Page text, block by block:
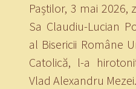
Paștilor, 3 mai 2026,
Sa Claudiu-Lucian
al Bisericii Române
Catolică, l-a
Vlad Alexandru Mezei.